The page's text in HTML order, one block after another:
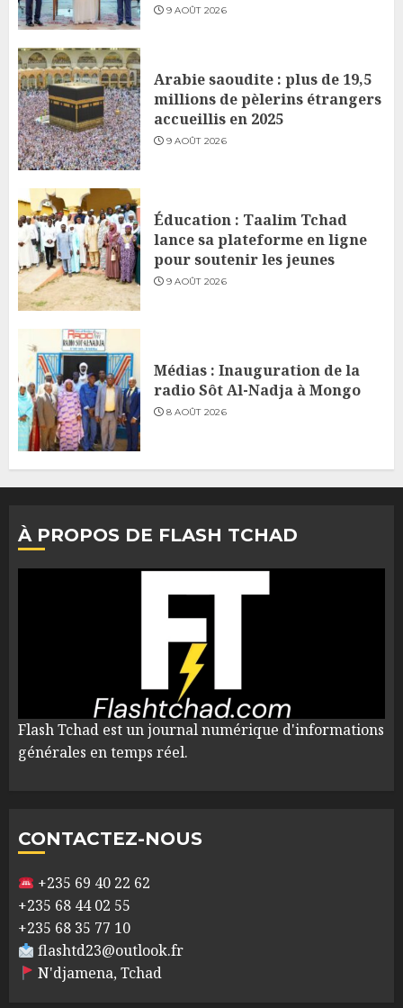
9 AOÛT 2026
Arabie saoudite : plus de 19,5
millions de pèlerins étrangers
accueillis en 2025
9 AOÛT 2026
Éducation : Taalim Tchad
lance sa plateforme en ligne
pour soutenir les jeunes
9 AOÛT 2026
Médias : Inauguration de la
radio Sôt Al-Nadja à Mongo
8 AOÛT 2026
À PROPOS DE FLASH TCHAD
Flash Tchad est un journal numérique d'informations
générales en temps réel.
CONTACTEZ-NOUS
+235 69 40 22 62
+235 68 44 02 55
+235 68 35 77 10
flashtd23@outlook.fr
N'djamena, Tchad